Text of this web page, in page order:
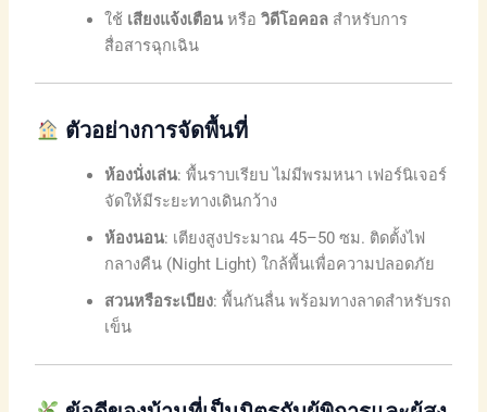
ใช้ เสียงแจ้งเตือน หรือวิดีโอคอล สำหรับการ
สื่อสารฉุกเฉิน
ตัวอย่างการจัดพื้นที่
ห้องนั่งเล่น: พื้นราบเรียบ ไม่มีพรมหนา เฟอร์นิเจอร์
จัดให้มีระยะทางเดินกว้าง
ห้องนอน: เตียงสูงประมาณ 45–50 ซม. ติดตั้งไฟ
กลางคืน (Night Light) ใกล้พื้นเพื่อความปลอดภัย
สวนหรือระเบียง: พื้นกันลื่น พร้อมทางลาดสำหรับรถ
เข็น